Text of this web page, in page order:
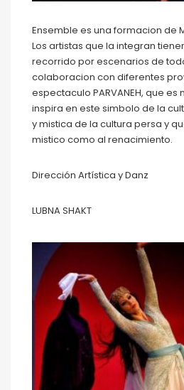
Ensemble es una formacion de
Los artistas que la integran
recorrido por escenarios de
colaboracion con diferentes
espectaculo PARVANEH, que es
inspira en este simbolo de la
y mistica de la cultura persa y
mistico como al renacimiento.
Dirección Artística y Danz
LUBNA SHAKT